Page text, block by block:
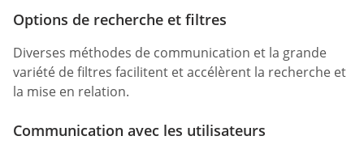
Options de recherche et filtres
Diverses méthodes de communication et la grande
variété de filtres facilitent et accélèrent la recherche et
la mise en relation.
Communication avec les utilisateurs